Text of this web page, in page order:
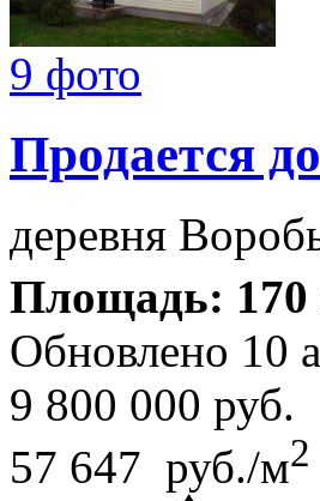
9 фото
Продается
деревня
Площадь:
Обновлено 10
9 800 000 руб.
57 647 руб./м2